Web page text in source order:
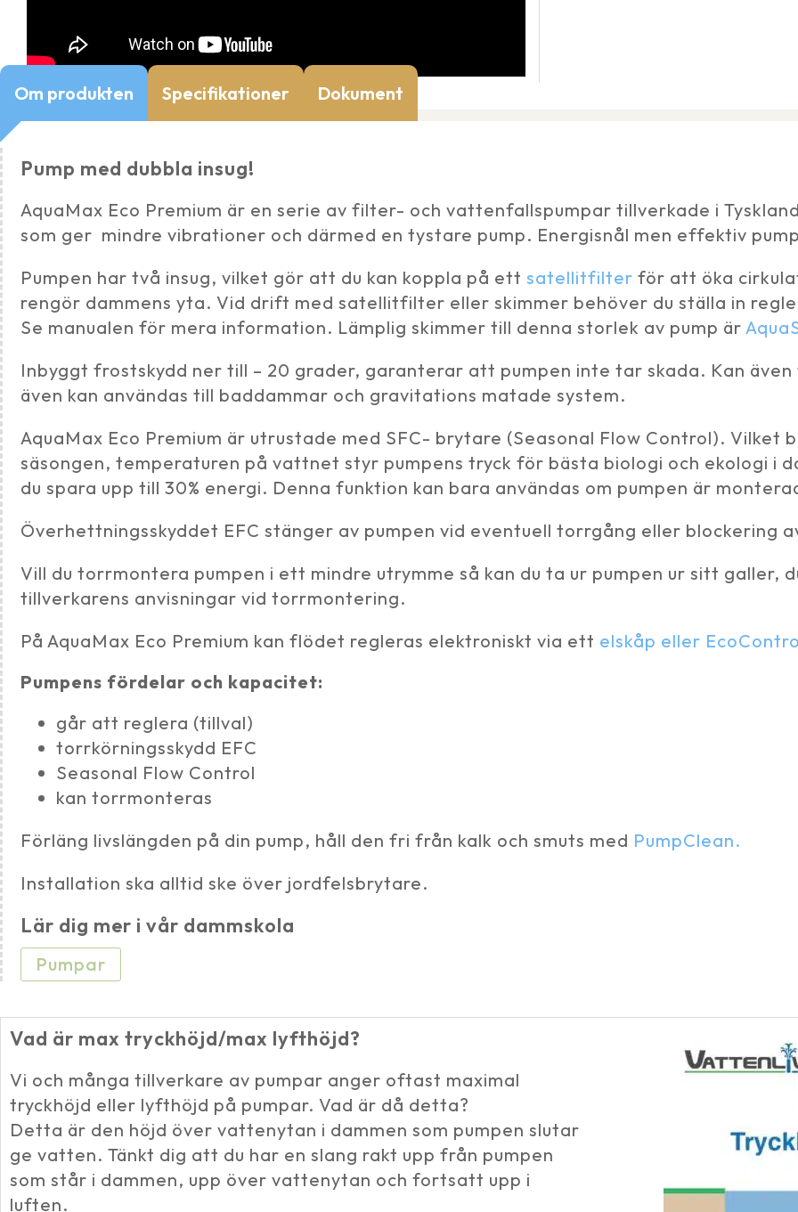
Om produkten Specifikationer Dokument
Pump med dubbla insug!
AquaMax Eco Premium är en serie av filter- och vattenfallspumpar tillverkade i
som ger mindre vibrationer och därmed en tystare pump. Energisnål men effektiv
Pumpen har två insug, vilket gör att du kan koppla på ett satellitfilter för att öka
rengör dammens yta. Vid drift med satellitfilter eller skimmer behöver du ställa in
Se manualen för mera information. Lämplig skimmer till denna storlek av pump är
Inbyggt frostskydd ner till – 20 grader, garanterar att pumpen inte tar skada. Kan
även kan användas till baddammar och gravitations matade system.
AquaMax Eco Premium är utrustade med SFC- brytare (Seasonal Flow Control).
säsongen, temperaturen på vattnet styr pumpens tryck för bästa biologi och ekologi i
du spara upp till 30% energi. Denna funktion kan bara användas om pumpen är
Överhettningsskyddet EFC stänger av pumpen vid eventuell torrgång eller blockering
Vill du torrmontera pumpen i ett mindre utrymme så kan du ta ur pumpen ur sitt
tillverkarens anvisningar vid torrmontering.
På AquaMax Eco Premium kan flödet regleras elektroniskt via ett elskåp eller
Pumpens fördelar och kapacitet:
går att reglera (tillval)
torrkörningsskydd EFC
Seasonal Flow Control
kan torrmonteras
Förläng livslängden på din pump, håll den fri från kalk och smuts med PumpClean.
Installation ska alltid ske över jordfelsbrytare.
Lär dig mer i vår dammskola
Pumpar
Vad är max tryckhöjd/max lyfthöjd?
Vi och många tillverkare av pumpar anger oftast maximal
tryckhöjd eller lyfthöjd på pumpar. Vad är då detta?
Detta är den höjd över vattenytan i dammen som pumpen slutar
ge vatten. Tänkt dig att du har en slang rakt upp från pumpen
som står i dammen, upp över vattenytan och fortsatt upp i
luften.